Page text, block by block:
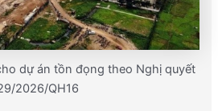
dự án tồn đọng theo Nghị quyết
2026/QH16